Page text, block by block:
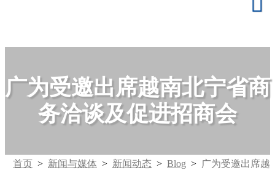
广为受邀出席越南北宁省商
务洽谈及促进招商会
首页 > 新闻与媒体 > 新闻动态 > Blog > 广为受邀出席越